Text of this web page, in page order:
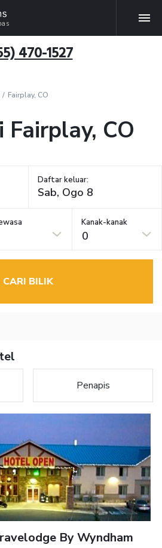
470-1527
Fairplay, CO
CO
Daftar keluar:
Kanak-kanak
0
CARI BILIK
Penapis
By Wyndham